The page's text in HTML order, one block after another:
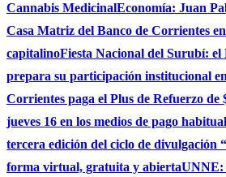
Cannabis MedicinalEconomía: Juan
Casa Matriz del Banco de Corrientes
capitalinoFiesta Nacional del Surubí:
prepara su participación institucional
Corrientes paga el Plus de Refuerzo de
jueves 16 en los medios de pago
tercera edición del ciclo de divulgación
forma virtual, gratuita y abiertaUNNE: